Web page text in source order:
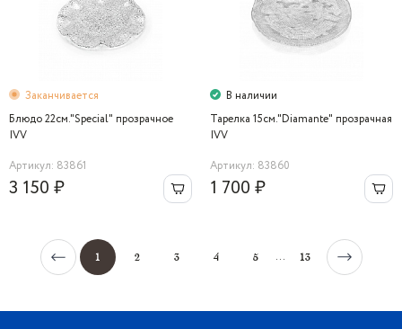
Заканчивается
Блюдо 22см."Special" прозрачное
IVV
Артикул: 83861
3 150 ₽
В наличии
Тарелка 15см."Diamante" прозрачная
IVV
Артикул: 83860
1 700 ₽
1 2 3 4 5 ... 13